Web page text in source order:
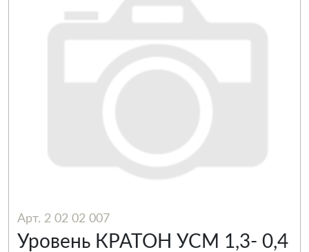
Арт. 2 02 02 007
Уровень КРАТОН УСМ 1,3- 0,4